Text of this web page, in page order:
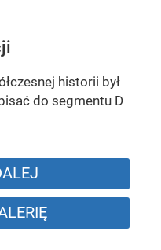
historii był
do segmentu D